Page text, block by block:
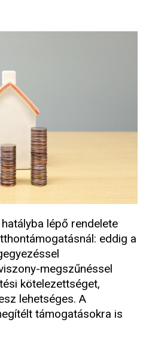
lépő rendelete
eddig a
megszűnéssel
kötelezettséget,
lehetséges. A
támogatásokra is